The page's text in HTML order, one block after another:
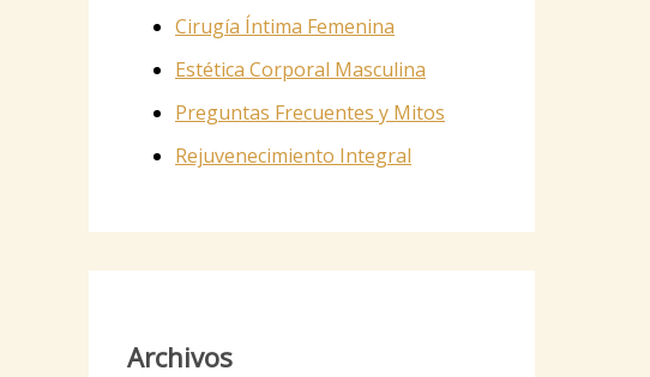
Cirugía Íntima Femenina
Estética Corporal Masculina
Preguntas Frecuentes y Mitos
Rejuvenecimiento Integral
Archivos